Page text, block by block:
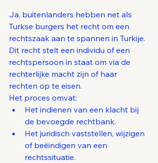
Ja, buitenlanders hebben net als
Turkse burgers het recht om een
rechtszaak aan te spannen in Turkije.
Dit recht stelt een individu of een
rechtspersoon in staat om via de
rechterlijke macht zijn of haar
rechten op te eisen.
Het proces omvat:
Het indienen van een klacht bij
de bevoegde rechtbank.
Het juridisch vaststellen, wijzigen
of beëindigen van een
rechtssituatie.